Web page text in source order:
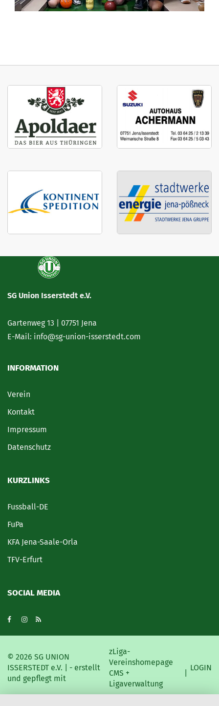
SG Union Isserstedt e.V.
Gartenweg 13 | 07751 Jena
E-Mail: info@sg-union-isserstedt.com
INFORMATION
Verein
Kontakt
Impressum
Datenschutz
KURZLINKS
Fussball-DE
FuPa
KFA Jena-Saale-Orla
TFV-Erfurt
SOCIAL MEDIA
© 2026 SG UNION
ISSERSTEDT e.V. | - erstellt
und gepflegt mit
zLiga-
Vereinshomepage
CMS +
Ligaverwaltung
LOGIN